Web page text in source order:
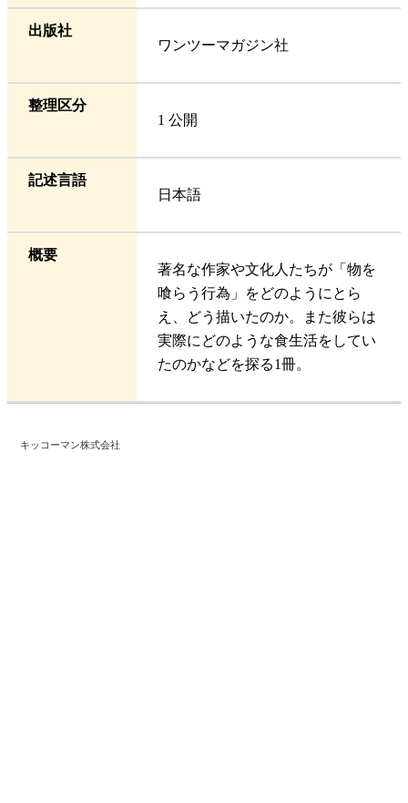
出版社
ワンツーマガジン社
整理区分
1 公開
記述言語
日本語
概要
著名な作家や文化人たちが「物を
喰らう行為」をどのようにとら
え、どう描いたのか。また彼らは
実際にどのような食生活をしてい
たのかなどを探る1冊。
キッコーマン株式会社